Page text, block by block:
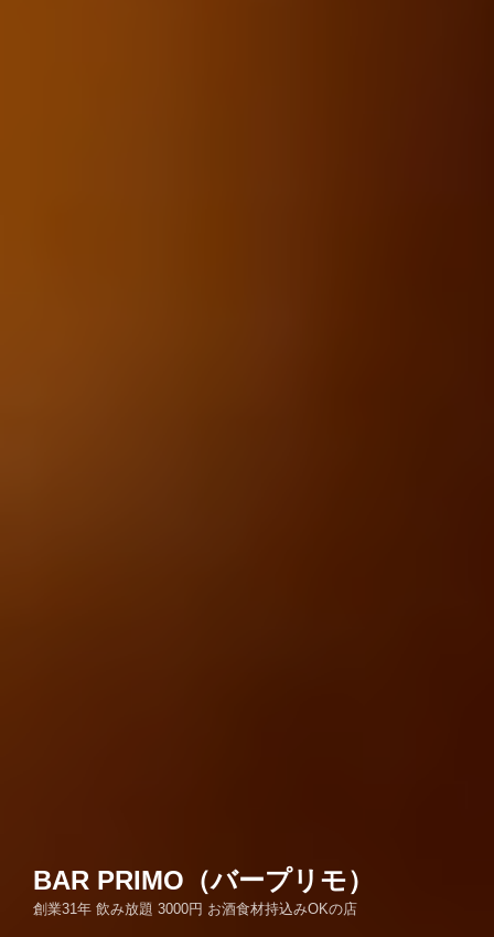
BAR PRIMO（バープリモ）
創業31年 飲み放題 3000円 お酒食材持込みOKの店